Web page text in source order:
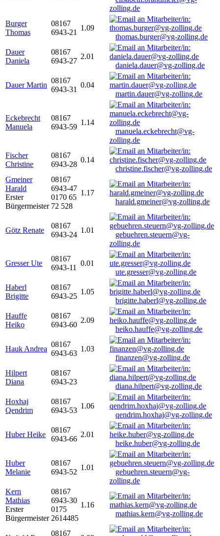
zolling.de
Burger
Thomas
08167
6943-21
1.09
thomas.burger@vg-zolling.de
Dauer
Daniela
08167
6943-27
2.01
daniela.dauer@vg-zolling.de
Dauer Martin
08167
6943-31
0.04
martin.dauer@vg-zolling.de
Eckebrecht
Manuela
08167
6943-59
1.14
manuela.eckebrecht@vg-
zolling.de
Fischer
Christine
08167
6943-28
0.14
christine.fischer@vg-zolling.de
Gmeiner
Harald
Erster
Bürgermeister
08167
6943-47
0170 65
72 528
1.17
harald.gmeiner@vg-zolling.de
Götz Renate
08167
6943-24
1.01
gebuehren.steuern@vg-
zolling.de
Gresser Ute
08167
6943-11
0.01
ute.gresser@vg-zolling.de
Haberl
Brigitte
08167
6943-25
1.05
brigitte.haberl@vg-zolling.de
Hauffe
Heiko
08167
6943-60
2.09
heiko.hauffe@vg-zolling.de
Hauk Andrea
08167
6943-63
1.03
finanzen@vg-zolling.de
Hilpert
Diana
08167
6943-23
diana.hilpert@vg-zolling.de
Hoxhaj
Qendrim
08167
6943-53
1.06
qendrim.hoxhaj@vg-zolling.de
Huber Heike
08167
6943-66
2.01
heike.huber@vg-zolling.de
Huber
Melanie
08167
6943-52
1.01
gebuehren.steuern@vg-
zolling.de
Kern
Mathias
Erster
Bürgermeister
08167
6943-30
0175
2614485
1.16
mathias.kern@vg-zolling.de
08167